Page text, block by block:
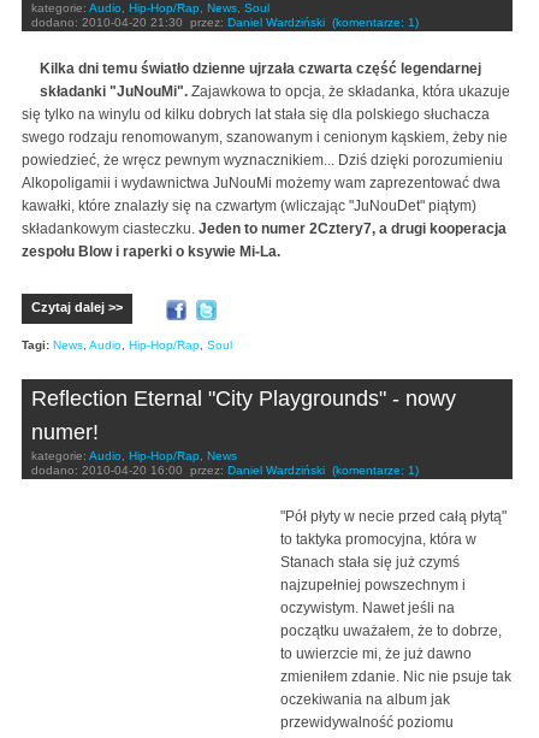
kategorie: Audio, Hip-Hop/Rap, News, Soul
dodano: 2010-04-20 21:30 przez: Daniel Wardziński (komentarze: 1)
Kilka dni temu światło dzienne ujrzała czwarta część legendarnej
składanki "JuNouMi". Zajawkowa to opcja, że składanka, która ukazuje
się tylko na winylu od kilku dobrych lat stała się dla polskiego słuchacza
swego rodzaju renomowanym, szanowanym i cenionym kąskiem, żeby nie
powiedzieć, że wręcz pewnym wyznacznikiem... Dziś dzięki porozumieniu
Alkopoligamii i wydawnictwa JuNouMi możemy wam zaprezentować dwa
kawałki, które znalazły się na czwartym (wliczając "JuNouDet" piątym)
składankowym ciasteczku. Jeden to numer 2Cztery7, a drugi kooperacja
zespołu Blow i raperki o ksywie Mi-La.
Czytaj dalej >>
Tagi: News, Audio, Hip-Hop/Rap, Soul
Reflection Eternal "City Playgrounds" - nowy
numer!
kategorie: Audio, Hip-Hop/Rap, News
dodano: 2010-04-20 16:00 przez: Daniel Wardziński (komentarze: 1)
"Pół płyty w necie przed całą płytą"
to taktyka promocyjna, która w
Stanach stała się już czymś
najzupełniej powszechnym i
oczywistym. Nawet jeśli na
początku uważałem, że to dobrze,
to uwierzcie mi, że już dawno
zmieniłem zdanie. Nic nie psuje tak
oczekiwania na album jak
przewidywalność poziomu